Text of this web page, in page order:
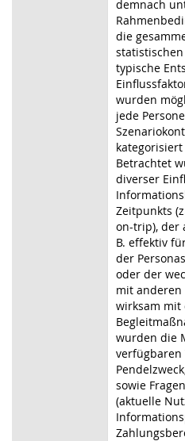
demnach
die
typische
wurden
jede
Betrachtet
diverser
Zeitpunkts
on-trip), der
B. effektiv
der
oder der
mit anderen
wirksam mit
wurden die
verfügbaren
sowie
(aktuelle